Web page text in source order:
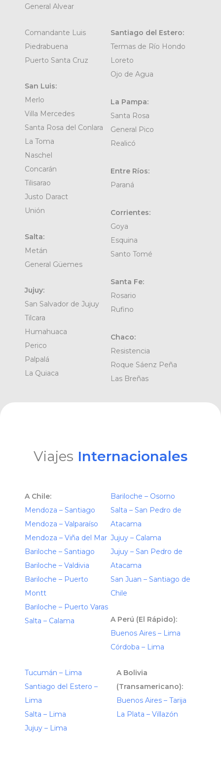
General Alvear
Comandante Luis
Piedrabuena
Puerto Santa Cruz
San Luis:
Merlo
Villa Mercedes
Santa Rosa del Conlara
La Toma
Naschel
Concarán
Tilisarao
Justo Daract
Unión
Salta:
Metán
General Güemes
Jujuy:
San Salvador de Jujuy
Tilcara
Humahuaca
Perico
Palpalá
La Quiaca
Santiago del Estero:
Termas de Río Hondo
Loreto
Ojo de Agua
La Pampa:
Santa Rosa
General Pico
Realicó
Entre Ríos:
Paraná
Corrientes:
Goya
Esquina
Santo Tomé
Santa Fe:
Rosario
Rufino
Chaco:
Resistencia
Roque Sáenz Peña
Las Breñas
Viajes Internacionales
A Chile:
Mendoza – Santiago
Mendoza – Valparaíso
Mendoza – Viña del Mar
Bariloche – Santiago
Bariloche – Valdivia
Bariloche – Puerto
Montt
Bariloche – Puerto Varas
Salta – Calama
Bariloche – Osorno
Salta – San Pedro de
Atacama
Jujuy – Calama
Jujuy – San Pedro de
Atacama
San Juan – Santiago de
Chile
A Perú (El Rápido):
Buenos Aires – Lima
Córdoba – Lima
Tucumán – Lima
Santiago del Estero –
Lima
Salta – Lima
Jujuy – Lima
A Bolivia
(Transamericano):
Buenos Aires – Tarija
La Plata – Villazón